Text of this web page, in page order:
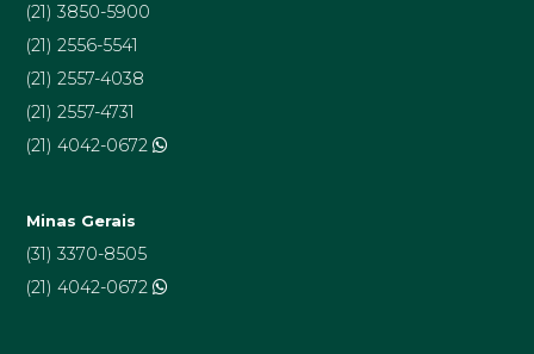
(21) 3850-5900
(21) 2556-5541
(21) 2557-4038
(21) 2557-4731
(21) 4042-0672
Minas Gerais
(31) 3370-8505
(21) 4042-0672